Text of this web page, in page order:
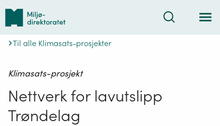
Tilbake
forsiden
Søk
Til alle Klimasats-prosjekter
Klimasats-prosjekt
Nettverk for lavutslipp
Trøndelag